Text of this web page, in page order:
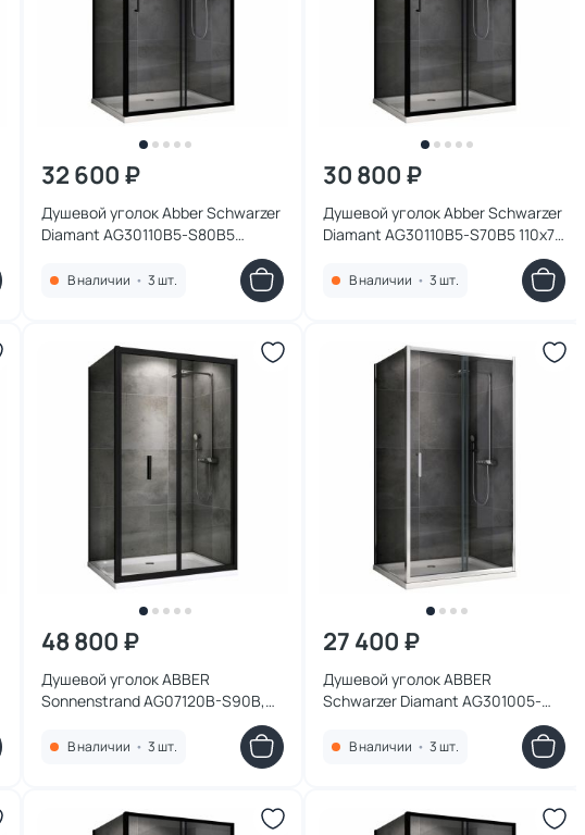
32 600 ₽
Душевой уголок Abber Schwarzer
Diamant AG30110B5-S80B5
стекло прозрачное
В наличии • 3 шт.
30 800 ₽
Душевой уголок Abber Schwarzer
Diamant AG30110B5-S70B5 110x70
прозрачное
В наличии • 3 шт.
48 800 ₽
Душевой уголок ABBER
Sonnenstrand AG07120B-S90B,
стекло прозрачное
В наличии • 3 шт.
27 400 ₽
Душевой уголок ABBER
Schwarzer Diamant AG301005-
S505, 100x50 см, профиль хром,
стекло прозрачное
В наличии • 3 шт.